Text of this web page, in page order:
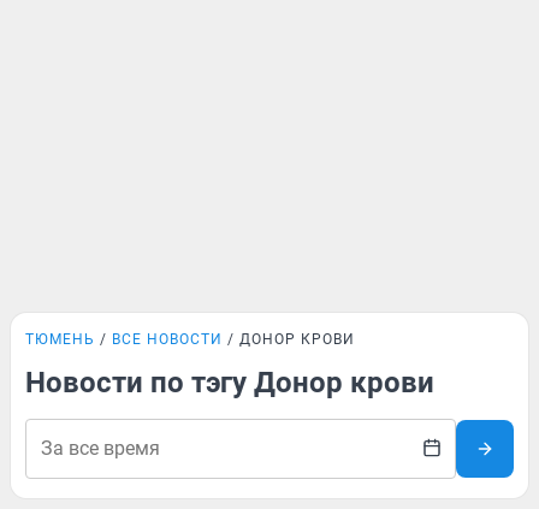
ТЮМЕНЬ ВСЕ НОВОСТИ ДОНОР КРОВИ
Новости по тэгу Донор крови